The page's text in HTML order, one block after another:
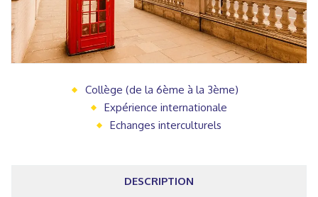
Collège (de la 6ème à la 3ème)
Expérience internationale
Echanges interculturels
DESCRIPTION